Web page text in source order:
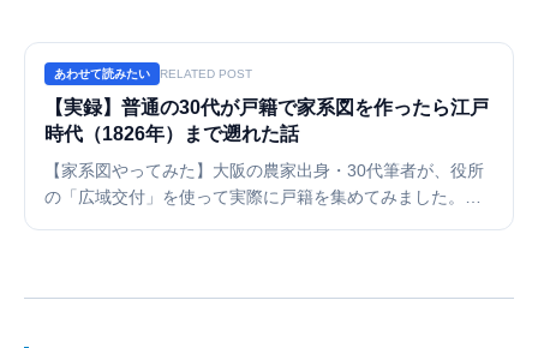
あわせて読みたい RELATED POST
【実録】普通の30代が戸籍で家系図を作ったら江戸
時代（1826年）まで遡れた話
【家系図やってみた】大阪の農家出身・30代筆者が、役所
の「広域交付」を使って実際に戸籍を集めてみました。か